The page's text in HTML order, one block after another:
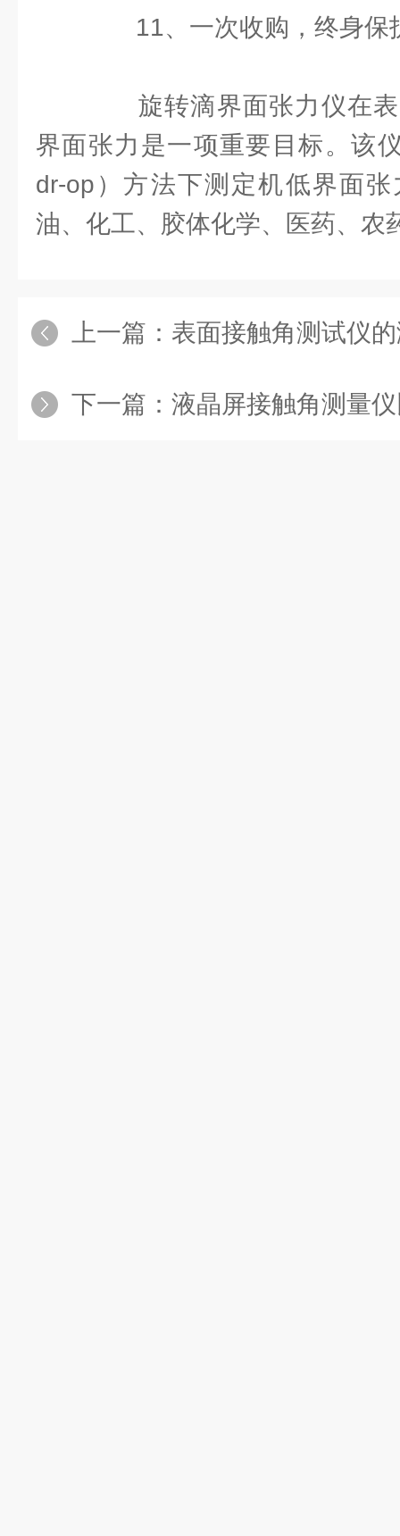
11、一次收购，终身保
旋转滴界面张力仪在表
界面张力是一项重要目标。该
dr-op）方法下测定机低界面
油、化工、胶体化学、医药、农
上一篇： 表面接触角测试仪
下一篇： 液晶屏接触角测量仪比